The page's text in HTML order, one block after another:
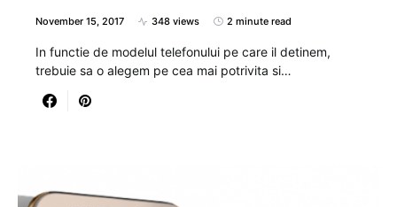
November 15, 2017 348 views 2 minute read
In functie de modelul telefonului pe care il detinem,
trebuie sa o alegem pe cea mai potrivita si…